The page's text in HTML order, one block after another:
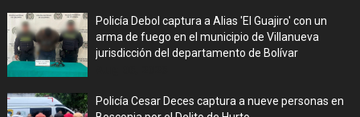
Policía Debol captura a Alias 'El Guajiro' con un
arma de fuego en el municipio de Villanueva
jurisdicción del departamento de Bolívar
Policía Cesar Deces captura a nueve personas en